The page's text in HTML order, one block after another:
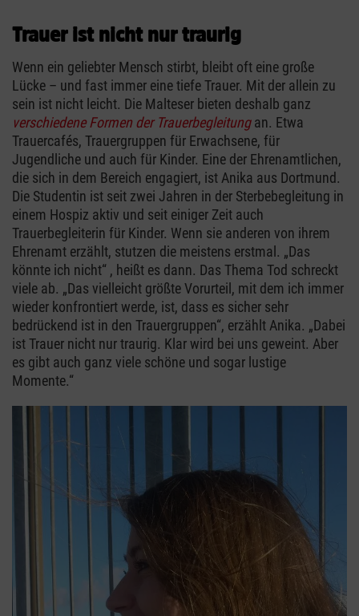
Trauer ist nicht nur traurig
Wenn ein geliebter Mensch stirbt, bleibt oft eine große
Lücke – und fast immer eine tiefe Trauer. Mit der allein zu
sein ist nicht leicht. Die Malteser bieten deshalb ganz
verschiedene Formen der Trauerbegleitungan. Etwa
Trauercafés, Trauergruppen für Erwachsene, für
Jugendliche und auch für Kinder. Eine der Ehrenamtlichen,
die sich in dem Bereich engagiert, ist Anika aus Dortmund.
Die Studentin ist seit zwei Jahren in der Sterbebegleitung in
einem Hospiz aktiv und seit einiger Zeit auch
Trauerbegleiterin für Kinder. Wenn sie anderen von ihrem
Ehrenamt erzählt, stutzen die meistens erstmal. „Das
könnte ich nicht“ , heißt es dann. Das Thema Tod schreckt
viele ab. „Das vielleicht größte Vorurteil, mit dem ich immer
wieder konfrontiert werde, ist, dass es sicher sehr
bedrückend ist in den Trauergruppen“, erzählt Anika. „Dabei
ist Trauer nicht nur traurig. Klar wird bei uns geweint. Aber
es gibt auch ganz viele schöne und sogar lustige
Momente.“